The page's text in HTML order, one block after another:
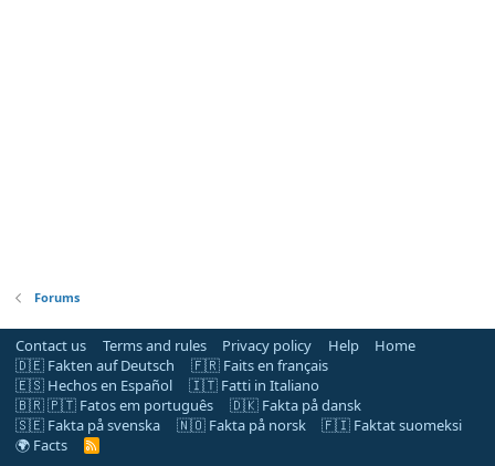
Forums
Contact us Terms and rules Privacy policy Help
Home
🇩🇪 Fakten auf Deutsch
🇫🇷 Faits en français
🇪🇸 Hechos en Español
🇮🇹 Fatti in Italiano
🇧🇷 🇵🇹 Fatos em português
🇩🇰 Fakta på dansk
🇸🇪 Fakta på svenska
🇳🇴 Fakta på norsk
🇫🇮 Faktat suomeksi
🌍 Facts
R